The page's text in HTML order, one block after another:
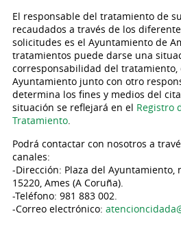
El responsable del tratamiento de
recaudados a través de los
solicitudes es el Ayuntamiento de
tratamientos puede darse una
corresponsabilidad del tratamiento,
Ayuntamiento junto con otro
determina los fines y medios del
situación se reflejará en el Registro
Tratamiento.
Podrá contactar con nosotros a
canales:
-Dirección: Plaza del Ayuntamiento,
15220, Ames (A Coruña).
-Teléfono:
-Correo electrónico: